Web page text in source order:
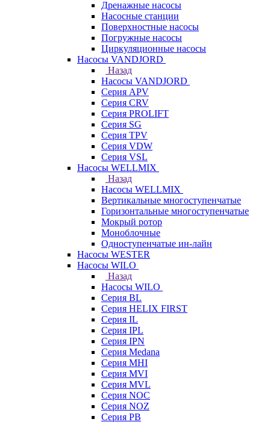
Дренажные насосы
Насосные станции
Поверхностные насосы
Погружные насосы
Циркуляционные насосы
Насосы VANDJORD
Назад
Насосы VANDJORD
Серия APV
Серия CRV
Серия PROLIFT
Серия SG
Серия TPV
Серия VDW
Серия VSL
Насосы WELLMIX
Назад
Насосы WELLMIX
Вертикальные многоступенчатые
Горизонтальные многоступенчатые
Мокрый ротор
Моноблочные
Одноступенчатые ин-лайн
Насосы WESTER
Насосы WILO
Назад
Насосы WILO
Серия BL
Серия HELIX FIRST
Серия IL
Серия IPL
Серия IPN
Серия Medana
Серия MHI
Серия MVI
Серия MVL
Серия NOC
Серия NOZ
Серия PB